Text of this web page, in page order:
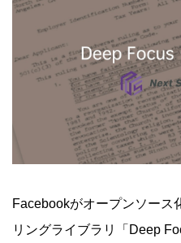
Facebookがオープンソース
リングライブラリ「Deep